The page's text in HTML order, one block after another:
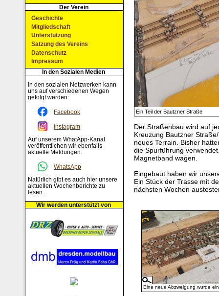
Ein Teil der Bautzner Straße
Der Straßenbau wird auf
Kreuzung Bautzner
neues Terrain. Bisher
die Spurführung
Magnetband wagen.
Eingebaut haben wir
Ein Stück der Trasse mit
nächsten Wochen
Eine neue Abzweigung wurde
Der Verein
Geschichte
Mitgliedschaft
Unterstützung
Satzung des Vereins
Datenschutz
Impressum
In den Sozialen Medien
In den sozialen Netzwerken kann
uns auf verschiedenen Wegen
gefolgt werden:
Facebook
Instagram
Auf unserem WhatApp-Kanal
veröffentlichen wir ebenfalls
aktuelle Meldungen:
WhatsApp
Natürlich gibt es auch hier unsere
aktuellen Wochenberichte zu
lesen.
Wir werden unterstützt von